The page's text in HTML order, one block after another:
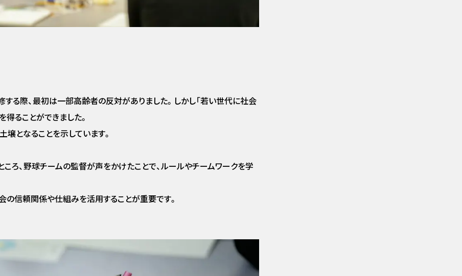
る際、最初は一部高齢者の反対がありました。しかし「若い世代に社会
ることができました。
となることを示しています。
ろ、野球チームの監督が声をかけたことで、ルールやチームワークを学
信頼関係や仕組みを活用することが重要です。